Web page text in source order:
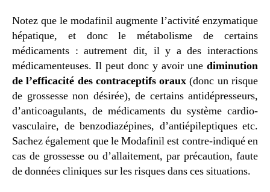
Notez que le modafinil augmente l’activité enzymatique
hépatique, et donc le métabolisme de certains
médicaments : autrement dit, il y a des interactions
médicamenteuses. Il peut donc y avoir une diminution
de l’efficacité des contraceptifs oraux (donc un risque
de grossesse non désirée), de certains antidépresseurs,
d’anticoagulants, de médicaments du système cardio-
vasculaire, de benzodiazépines, d’antiépileptiques etc.
Sachez également que le Modafinil est contre-indiqué en
cas de grossesse ou d’allaitement, par précaution, faute
de données cliniques sur les risques dans ces situations.